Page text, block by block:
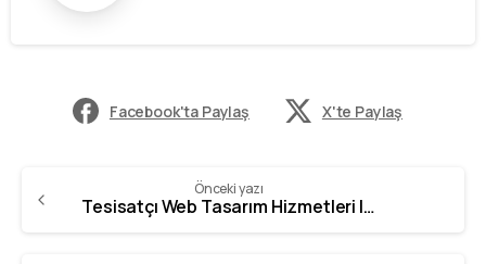
Facebook'ta Paylaş X'te Paylaş
Önceki yazı
Tesisatçı Web Tasarım Hizmetleri | GZR Ajans – 0342 606 07 21